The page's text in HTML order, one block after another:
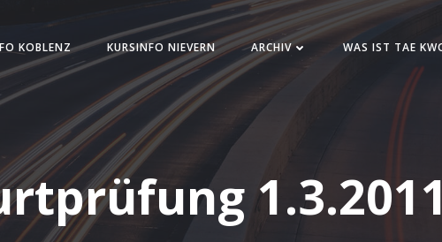
KOBLENZ KURSINFO NIEVERN ARCHIV WAS IST TAE
1.3.2011